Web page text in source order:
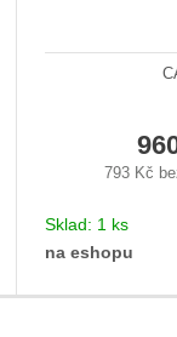
793 Kč
Sklad: 1 ks
na eshopu